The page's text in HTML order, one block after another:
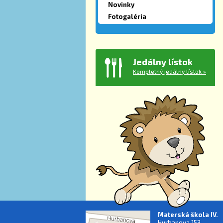
Novinky
Fotogaléria
Jedálny lístok
Kompletný jedálny lístok »
Materská škola IV.